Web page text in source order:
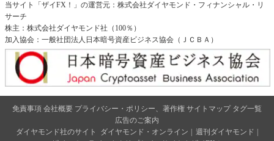
当サイト「ザイFX！」の運営元：株式会社ダイヤモンド・フィナンシャル・リ
サーチ
株主：株式会社ダイヤモンド社（100％）
加入協会：一般社団法人日本暗号資産ビジネス協会（ＪＣＢＡ）
免責事項 会社概要 プライバシー・ポリシー、著作権 サイトマップ タグ一覧
広告のご案内
ダイヤモンド社のサイト
ダイヤモンド・オンライン | 週刊ダイヤモンド |